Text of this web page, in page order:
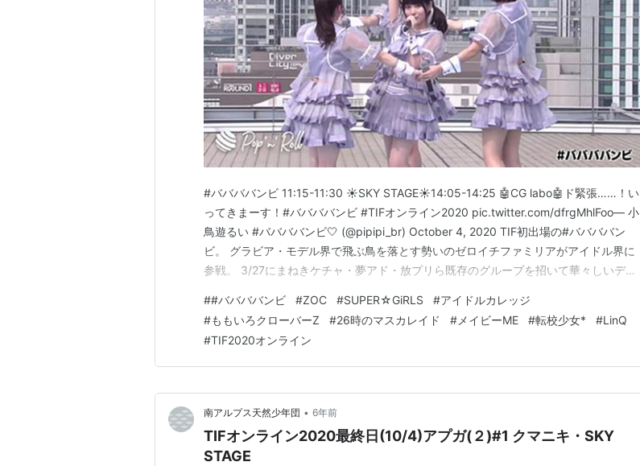
#ババババンビ 11:15-11:30 ☀️SKY STAGE☀️14:05-14:25 🤖CG labo🤖ド緊張……！い
ってきまーす！#ババババンビ #TIFオンライン2020 pic.twitter.com/dfrgMhlFoo— 小
鳥遊るい #ババババンビ🤍 (@pipipi_br) October 4, 2020 TIF初出場の#ババババン
ビ。 グラビア・モデル界で飛ぶ鳥を落とす勢いのゼロイチファミリアがアイドル界に
参戦。 3/27にまねきケチャ・夢アド・放プリら既存のグループを招いて華々しいデビ
それぞれがグ…
##ババババンビ #ZOC #SUPER☆GiRLS #アイドルカレッジ
#ももいろクローバーZ #26時のマスカレイド # メイビーME #転校少女* #LinQ
#TIF2020オンライン
南アルプス天然少年団 • 6年前
TIFオンライン2020最終日(10/4)アプガ(２)#1 クマニキ・SKY
STAGE